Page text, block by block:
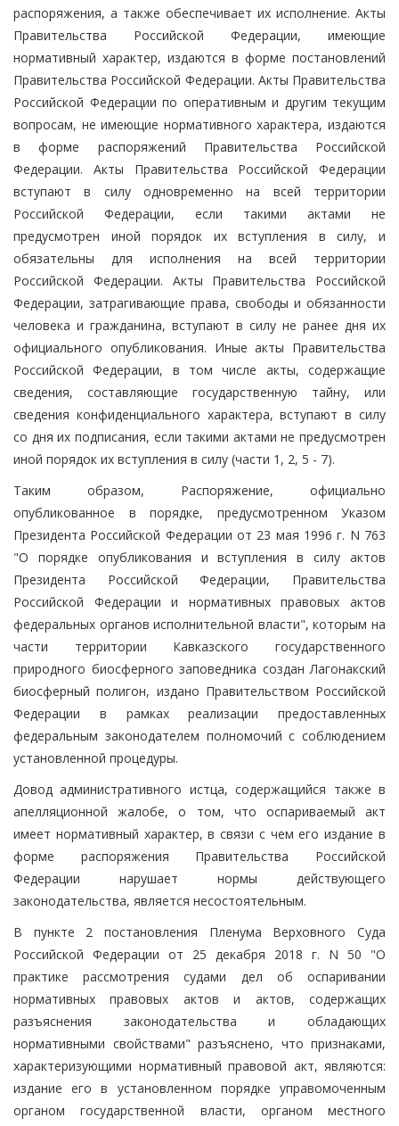
распоряжения, а также обеспечивает их исполнение. Акты
Правительства Российской Федерации, имеющие
нормативный характер, издаются в форме постановлений
Правительства Российской Федерации. Акты Правительства
Российской Федерации по оперативным и другим текущим
вопросам, не имеющие нормативного характера, издаются
в форме распоряжений Правительства Российской
Федерации. Акты Правительства Российской Федерации
вступают в силу одновременно на всей территории
Российской Федерации, если такими актами не
предусмотрен иной порядок их вступления в силу, и
обязательны для исполнения на всей территории
Российской Федерации. Акты Правительства Российской
Федерации, затрагивающие права, свободы и обязанности
человека и гражданина, вступают в силу не ранее дня их
официального опубликования. Иные акты Правительства
Российской Федерации, в том числе акты, содержащие
сведения, составляющие государственную тайну, или
сведения конфиденциального характера, вступают в силу
со дня их подписания, если такими актами не предусмотрен
иной порядок их вступления в силу (части 1, 2, 5 - 7).
Таким образом, Распоряжение, официально
опубликованное в порядке, предусмотренном Указом
Президента Российской Федерации от 23 мая 1996 г. N 763
"О порядке опубликования и вступления в силу актов
Президента Российской Федерации, Правительства
Российской Федерации и нормативных правовых актов
федеральных органов исполнительной власти", которым на
части территории Кавказского государственного
природного биосферного заповедника создан Лагонакский
биосферный полигон, издано Правительством Российской
Федерации в рамках реализации предоставленных
федеральным законодателем полномочий с соблюдением
установленной процедуры.
Довод административного истца, содержащийся также в
апелляционной жалобе, о том, что оспариваемый акт
имеет нормативный характер, в связи с чем его издание в
форме распоряжения Правительства Российской
Федерации нарушает нормы действующего
законодательства, является несостоятельным.
В пункте 2 постановления Пленума Верховного Суда
Российской Федерации от 25 декабря 2018 г. N 50 "О
практике рассмотрения судами дел об оспаривании
нормативных правовых актов и актов, содержащих
разъяснения законодательства и обладающих
нормативными свойствами" разъяснено, что признаками,
характеризующими нормативный правовой акт, являются:
издание его в установленном порядке управомоченным
органом государственной власти, органом местного